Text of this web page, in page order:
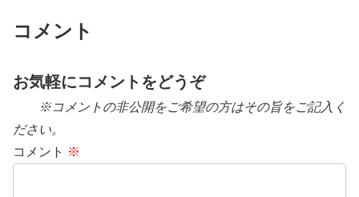
コメント
お気軽にコメントをどうぞ
※コメントの非公開をご希望の方はその旨をご記入く
ださい。
コメント ※